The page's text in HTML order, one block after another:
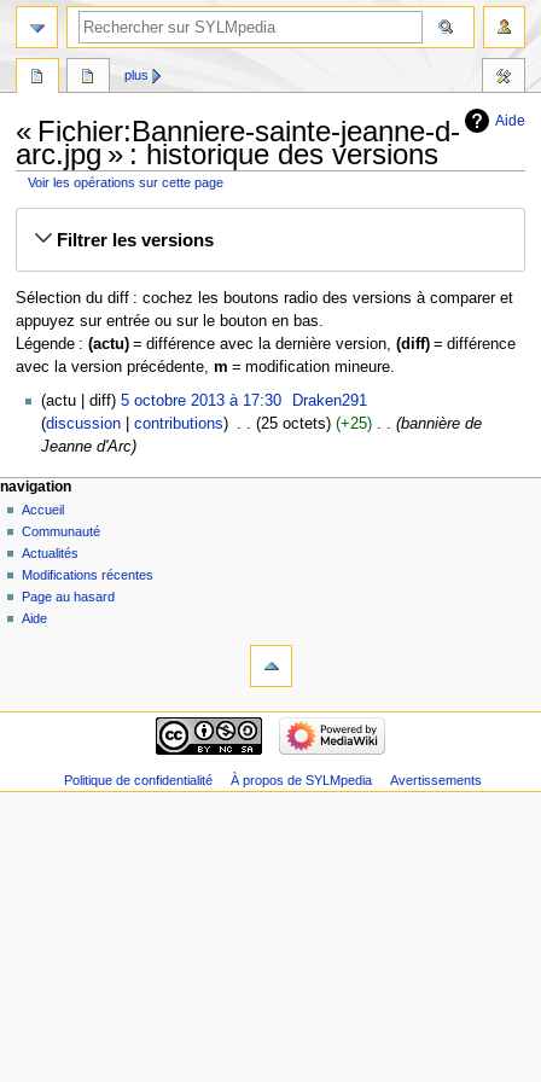
Aide
« Fichier:Banniere-sainte-jeanne-d-
arc.jpg » : historique des versions
Voir les opérations sur cette page
Filtrer les versions
Sélection du diff : cochez les boutons radio des versions à comparer et
appuyez sur entrée ou sur le bouton en bas.
Légende : (actu)= différence avec la dernière version, (diff)= différence
avec la version précédente, m = modification mineure.
octobre
2013
actu diff 5 octobre 2013 à 17:30
Draken291
discussion
contributions 25 octets +25 ‎
bannière de
Jeanne d'Arc
plus
navigation
Accueil
Communauté
Actualités
Modifications récentes
Page au hasard
Aide
Politique de confidentialité À propos de SYLMpedia Avertissements